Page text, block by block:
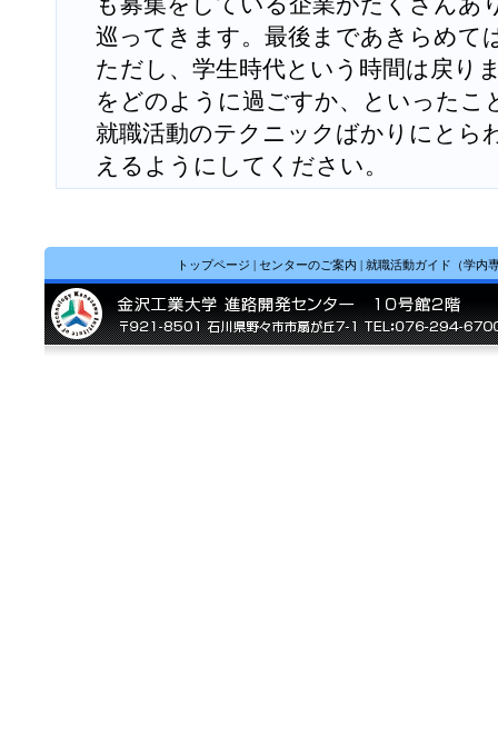
巡ってきます。最後まであきらめて
ただし、学生時代という時間は戻り
をどのように過ごすか、といったこ
就職活動のテクニックばかりにとら
えるようにしてください。
トップページ | センターのご案内 | 就職活動ガイド（学内